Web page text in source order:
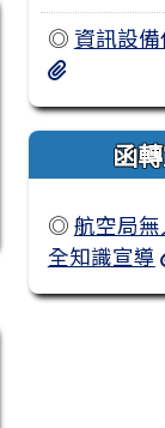
◎ 資訊設
興國國小
函
◎ 航空局
全知識宣導